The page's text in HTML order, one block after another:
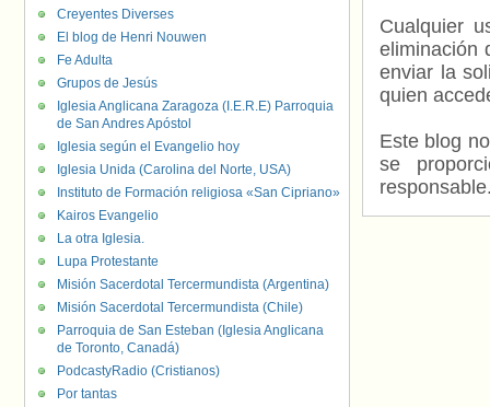
Cualquier
eliminación
enviar la
quien
Este blog
se
Creyentes Diverses
El blog de Henri Nouwen
Fe Adulta
Grupos de Jesús
Iglesia Anglicana Zaragoza (I.E.R.E) Parroquia
de San Andres Apóstol
Iglesia según el Evangelio hoy
Iglesia Unida (Carolina del Norte, USA)
Instituto de Formación religiosa «San Cipriano»
Kairos Evangelio
La otra Iglesia.
Lupa Protestante
Misión Sacerdotal Tercermundista (Argentina)
Misión Sacerdotal Tercermundista (Chile)
Parroquia de San Esteban (Iglesia Anglicana
de Toronto, Canadá)
PodcastyRadio (Cristianos)
Por tantas